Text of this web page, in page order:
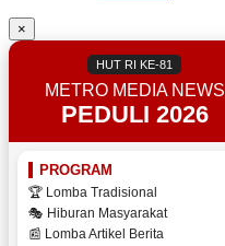
×
HUT RI KE-81
METRO MEDIA NEWS
PEDULI 2026
PROGRAM
🏆 Lomba Tradisional
🎭 Hiburan Masyarakat
📰 Lomba Artikel Berita